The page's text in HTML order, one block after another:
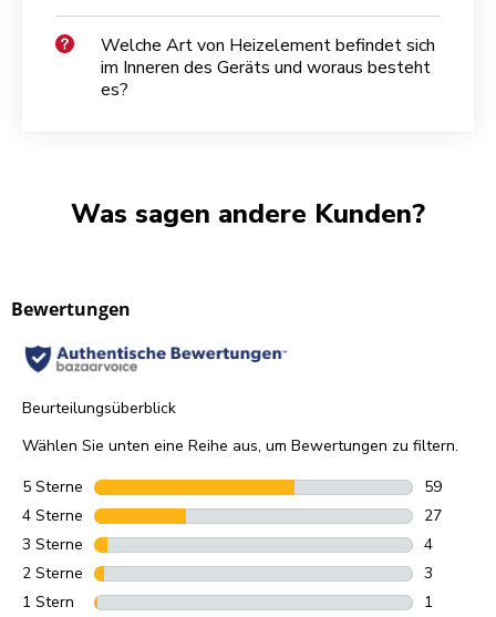
Welche Art von Heizelement befindet sich
im Inneren des Geräts und woraus besteht
es?
Was sagen andere Kunden?